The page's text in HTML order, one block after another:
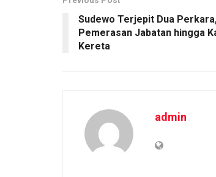
Sudewo Terjepit Dua
Pemerasan Jabatan hingga
Kereta
admin